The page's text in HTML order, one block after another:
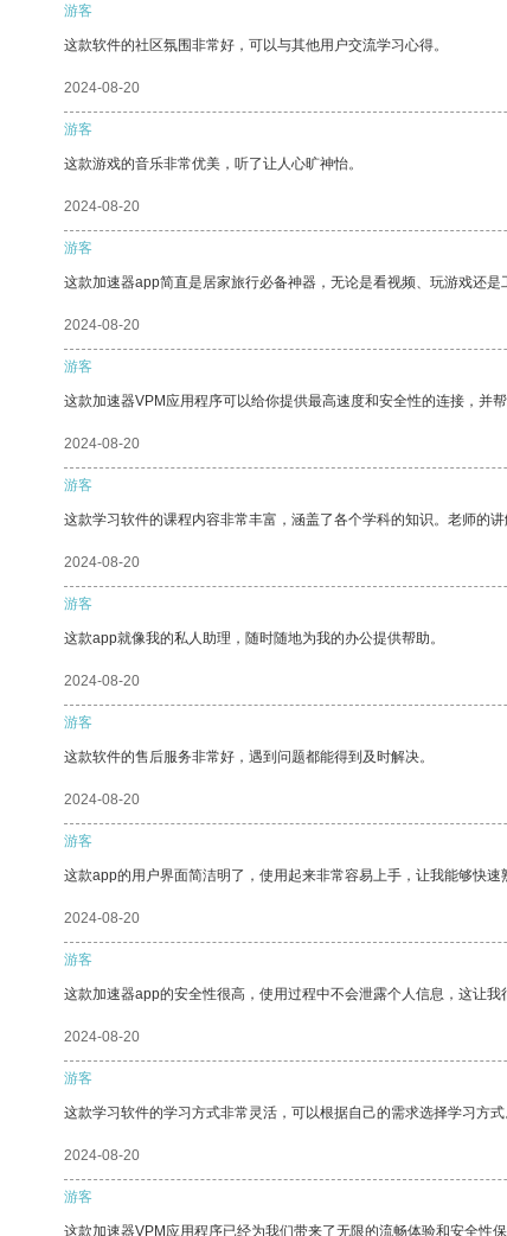
游客
这款软件的社区氛围非常好，可以与其他用户交流学习心得。
2024-08-20
游客
这款游戏的音乐非常优美，听了让人心旷神怡。
2024-08-20
游客
这款加速器app简直是居家旅行必备神器，无论是看视频、玩游戏还
2024-08-20
游客
这款加速器VPM应用程序可以给你提供最高速度和安全性的连接，并帮
2024-08-20
游客
这款学习软件的课程内容非常丰富，涵盖了各个学科的知识。老师的
2024-08-20
游客
这款app就像我的私人助理，随时随地为我的办公提供帮助。
2024-08-20
游客
这款软件的售后服务非常好，遇到问题都能得到及时解决。
2024-08-20
游客
这款app的用户界面简洁明了，使用起来非常容易上手，让我能够快
2024-08-20
游客
这款加速器app的安全性很高，使用过程中不会泄露个人信息，这让
2024-08-20
游客
这款学习软件的学习方式非常灵活，可以根据自己的需求选择学习方
2024-08-20
游客
这款加速器VPM应用程序已经为我们带来了无限的流畅体验和安全性保